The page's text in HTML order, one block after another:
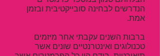
הנדרשים לבחינה סובייקטיבית ובזמן
אמת.
ברבות השנים עקבתי אחר מיזמים
טכנולוגים ואינטרנטיים שונים אשר